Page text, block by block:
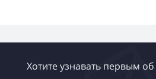
Хотите узнавать первым об